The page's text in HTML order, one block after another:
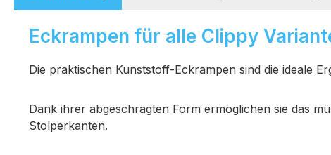
Eckrampen für alle Clippy
Die praktischen Kunststoff-Eckrampen sind die ideale
Dank ihrer abgeschrägten Form ermöglichen sie das
Stolperkanten.